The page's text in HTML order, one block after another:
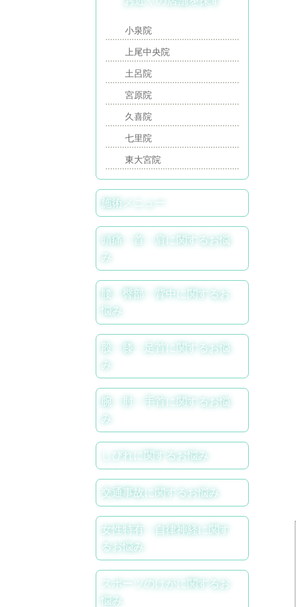
小泉院
上尾中央院
土呂院
宮原院
久喜院
七里院
東大宮院
施術メニュー
頭痛・首・肩に関するお悩
み
腰・臀部・背中に関するお
悩み
股・膝・足首に関するお悩
み
腕・肘・手首に関するお悩
み
しびれに関するお悩み
交通事故に関するお悩み
女性特有・自律神経に関す
るお悩み
スポーツのけがに関するお
悩み